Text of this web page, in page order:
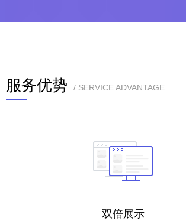
服务优势 / SERVICE ADVANTAGE
双倍展示